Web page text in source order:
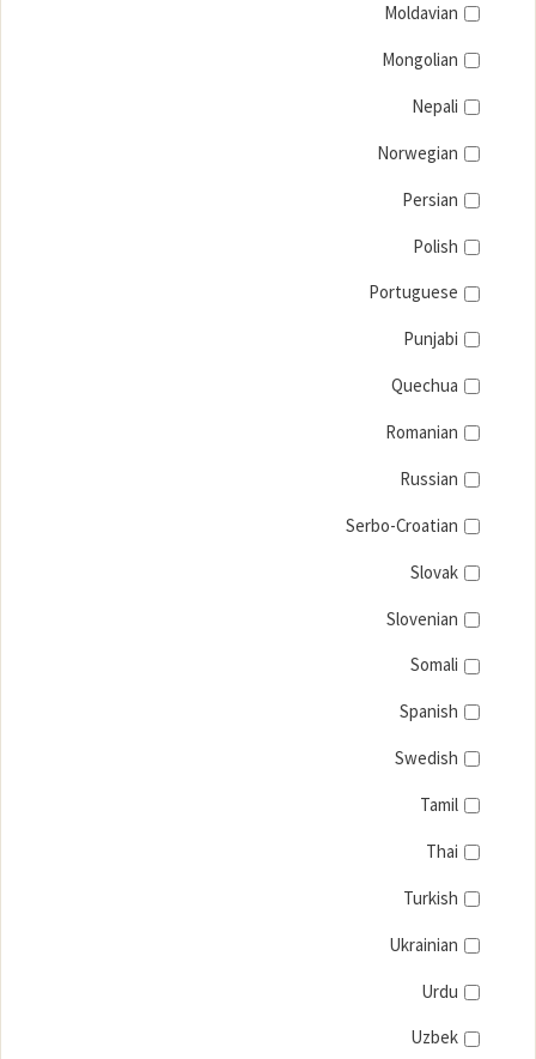
Moldavian
Mongolian
Nepali
Norwegian
Persian
Polish
Portuguese
Punjabi
Quechua
Romanian
Russian
Serbo-Croatian
Slovak
Slovenian
Somali
Spanish
Swedish
Tamil
Thai
Turkish
Ukrainian
Urdu
Uzbek